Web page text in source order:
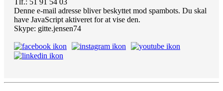
Tlf.: 51 91 54 03
Denne e-mail adresse bliver beskyttet mod spambots. Du skal
have JavaScript aktiveret for at vise den.
Skype: gitte.jensen74